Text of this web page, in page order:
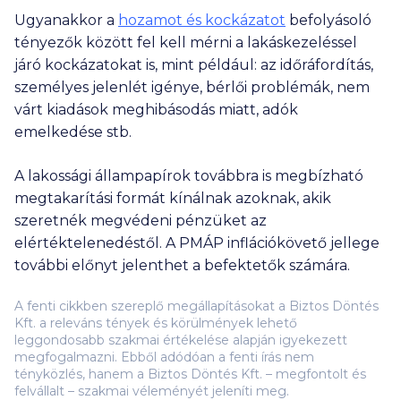
Ugyanakkor a hozamot és kockázatot befolyásoló
tényezők között fel kell mérni a lakáskezeléssel
járó kockázatokat is, mint például: az időráfordítás,
személyes jelenlét igénye, bérlői problémák, nem
várt kiadások meghibásodás miatt, adók
emelkedése stb.
A lakossági állampapírok továbbra is megbízható
megtakarítási formát kínálnak azoknak, akik
szeretnék megvédeni pénzüket az
elértéktelenedéstől. A PMÁP inflációkövető jellege
további előnyt jelenthet a befektetők számára.
A fenti cikkben szereplő megállapításokat a Biztos Döntés
Kft. a releváns tények és körülmények lehető
leggondosabb szakmai értékelése alapján igyekezett
megfogalmazni. Ebből adódóan a fenti írás nem
tényközlés, hanem a Biztos Döntés Kft. – megfontolt és
felvállalt – szakmai véleményét jeleníti meg.